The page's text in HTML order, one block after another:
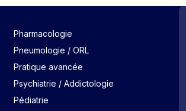
Pharmacologie
Pneumologie / ORL
Pratique avancée
Psychiatrie / Addictologie
Pédiatrie